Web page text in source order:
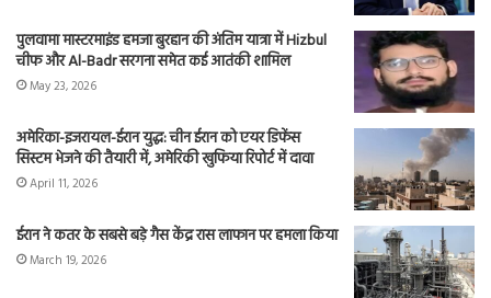
पुलवामा मास्टरमाइंड हमजा बुरहान की अंतिम यात्रा में Hizbul
चीफ और Al-Badr सरगना समेत कई आतंकी शामिल
May 23, 2026
अमेरिका-इजरायल-ईरान युद्ध: चीन ईरान को एयर डिफेंस
सिस्टम भेजने की तैयारी में, अमेरिकी खुफिया रिपोर्ट में दावा
April 11, 2026
ईरान ने कतर के सबसे बड़े गैस केंद्र रास लाफान पर हमला किया
March 19, 2026